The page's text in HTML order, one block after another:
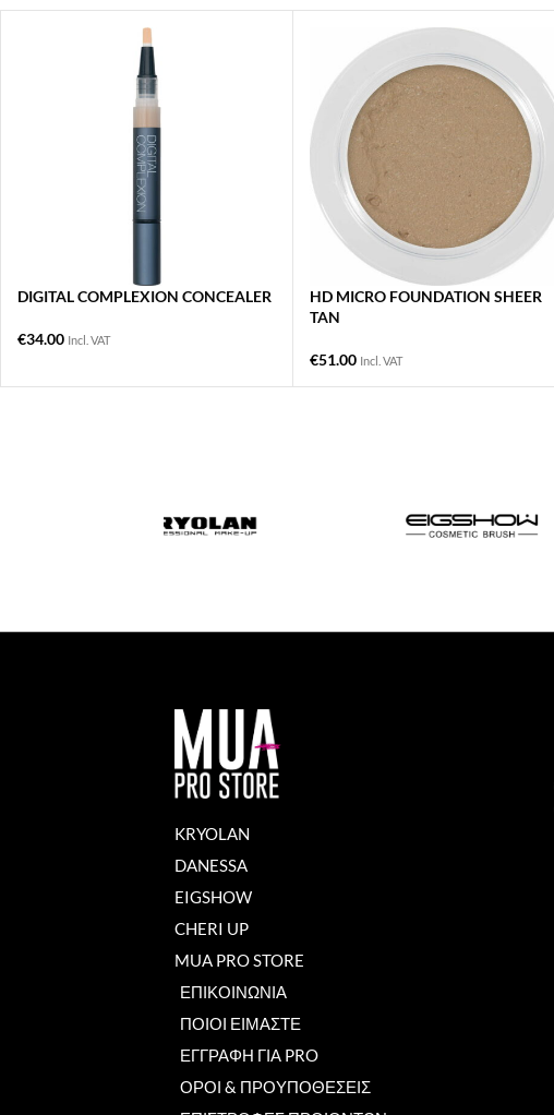
DIGITAL COMPLEXION CONCEALER
€34.00 Incl. VAT
HD MICRO FOUNDATION SHEER
TAN
€51.00 Incl. VAT
KRYOLAN
DANESSA
EIGSHOW
CHERI UP
MUA PRO STORE
ΕΠΙΚΟΙΝΩΝΙΑ
ΠΟΙΟΙ ΕΙΜΑΣΤΕ
ΕΓΓΡΑΦΗ ΓΙΑ PRO
ΟΡΟΙ & ΠΡΟΥΠΟΘΕΣΕΙΣ